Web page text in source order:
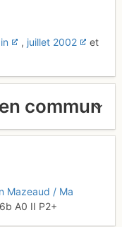
, juillet 2002
et
commun
Mazeaud / Ma
A0 II P2+